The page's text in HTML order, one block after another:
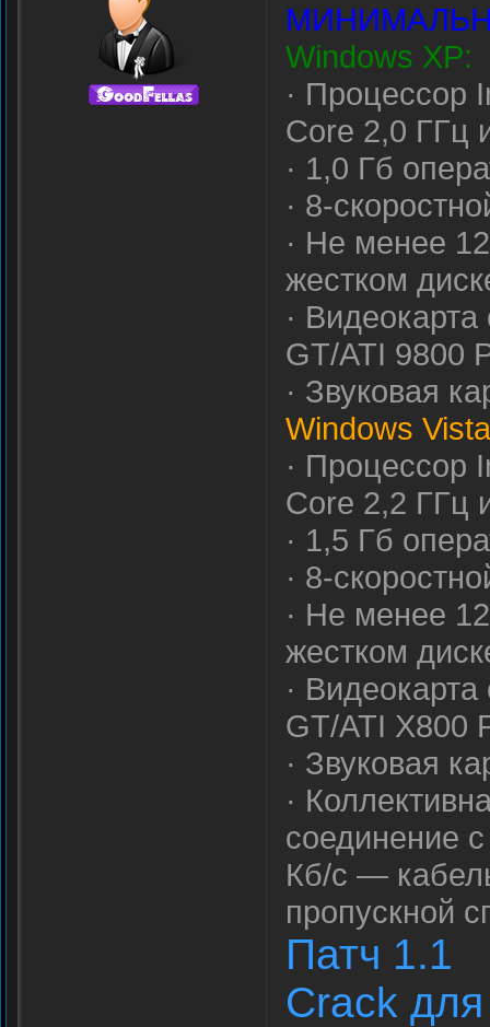
Windows XP:
· Процессор
Core 2,0 ГГц
· 1,0 Гб
· 8-
· Не менее
жестком
·
GT/ATI 9800
· Звуковая
Windows
· Процессор
Core 2,2 ГГц
· 1,5 Гб
· 8-
· Не менее
жестком
·
GT/ATI X800
· Звуковая
·
соединение
Кб/с —
пропускной
Патч 1.1
Crack